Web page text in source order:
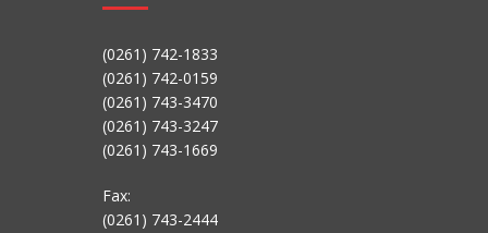
(0261) 742-1833
(0261) 742-0159
(0261) 743-3470
(0261) 743-3247
(0261) 743-1669
Fax:
(0261) 743-2444